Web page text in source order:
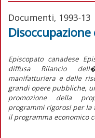
Documenti, 1993-13
Episcopato canadese
diffusa Rilancio
manifatturiera e delle
grandi opere pubbliche,
promozione della
programmi rigorosi per
il programma economico